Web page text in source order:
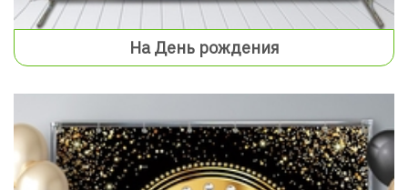
На День рождения